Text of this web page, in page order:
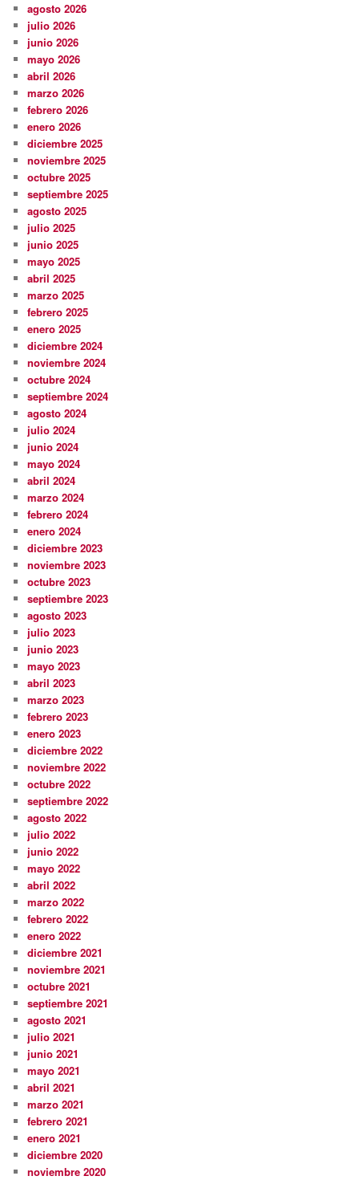
agosto 2026
julio 2026
junio 2026
mayo 2026
abril 2026
marzo 2026
febrero 2026
enero 2026
diciembre 2025
noviembre 2025
octubre 2025
septiembre 2025
agosto 2025
julio 2025
junio 2025
mayo 2025
abril 2025
marzo 2025
febrero 2025
enero 2025
diciembre 2024
noviembre 2024
octubre 2024
septiembre 2024
agosto 2024
julio 2024
junio 2024
mayo 2024
abril 2024
marzo 2024
febrero 2024
enero 2024
diciembre 2023
noviembre 2023
octubre 2023
septiembre 2023
agosto 2023
julio 2023
junio 2023
mayo 2023
abril 2023
marzo 2023
febrero 2023
enero 2023
diciembre 2022
noviembre 2022
octubre 2022
septiembre 2022
agosto 2022
julio 2022
junio 2022
mayo 2022
abril 2022
marzo 2022
febrero 2022
enero 2022
diciembre 2021
noviembre 2021
octubre 2021
septiembre 2021
agosto 2021
julio 2021
junio 2021
mayo 2021
abril 2021
marzo 2021
febrero 2021
enero 2021
diciembre 2020
noviembre 2020